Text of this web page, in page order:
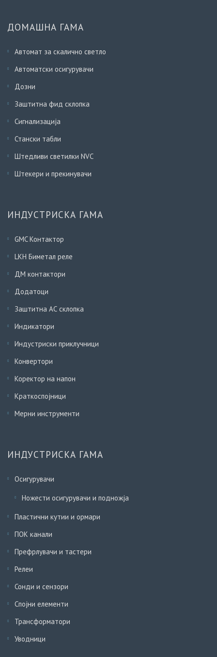
ДОМАШНА ГАМА
Автомат за скалично светло
Автоматски осигурувачи
Дозни
Заштитна фид склопка
Сигнализација
Стански табли
Штедливи светилки NVC
Штекери и прекинувачи
ИНДУСТРИСКА ГАМА
GMC Контактор
LKH Биметал реле
ДМ контактори
Додатоци
Заштитна АС склопка
Индикатори
Индустриски приклучници
Конвертори
Коректор на напон
Краткоспојници
Мерни инструменти
ИНДУСТРИСКА ГАМА
Осигурувачи
Ножести осигурувачи и подножја
Пластични кутии и ормари
ПОК канали
Префрлувачи и тастери
Релеи
Сонди и сензори
Спојни елементи
Трансформатори
Уводници